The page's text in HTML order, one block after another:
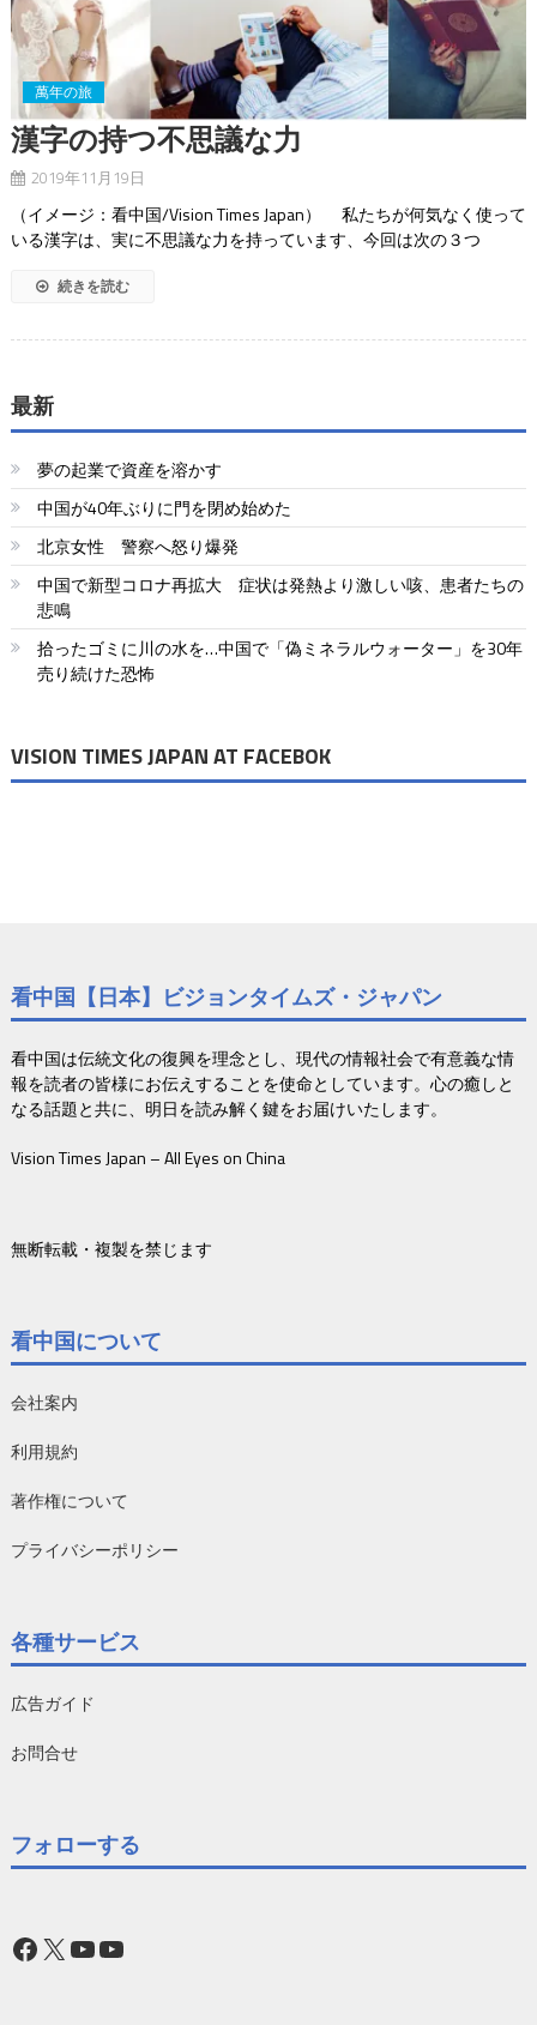
萬年の旅
漢字の持つ不思議な力
2019年11月19日
（イメージ：看中国/Vision Times Japan） 私たちが何気なく使って
いる漢字は、実に不思議な力を持っています、今回は次の３つ
続きを読む
最新
夢の起業で資産を溶かす
中国が40年ぶりに門を閉め始めた
北京女性 警察へ怒り爆発
中国で新型コロナ再拡大 症状は発熱より激しい咳、患者たちの
悲鳴
拾ったゴミに川の水を…中国で「偽ミネラルウォーター」を30年
売り続けた恐怖
VISION TIMES JAPAN AT FACEBOK
看中国【日本】ビジョンタイムズ・ジャパン
看中国は伝統文化の復興を理念とし、現代の情報社会で有意義な情
報を読者の皆様にお伝えすることを使命としています。心の癒しと
なる話題と共に、明日を読み解く鍵をお届けいたします。
Vision Times Japan – All Eyes on China
無断転載・複製を禁じます
看中国について
会社案内
利用規約
著作権について
プライバシーポリシー
各種サービス
広告ガイド
お問合せ
フォローする
Facebook
X YouTube
YouTube